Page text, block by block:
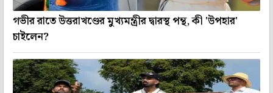
গভীর রাতে উত্তরাখণ্ডের মুখ্যমন্ত্রীর দ্বারস্থ পন্থ, কী 'উপহার'
চাইলেন?